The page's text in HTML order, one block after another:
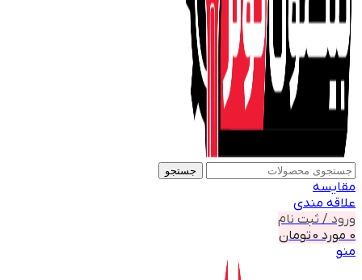
جستجو
مقايسه
علاقه مندی
ورود / ثبت نام
0 مورد 0تومان
منو